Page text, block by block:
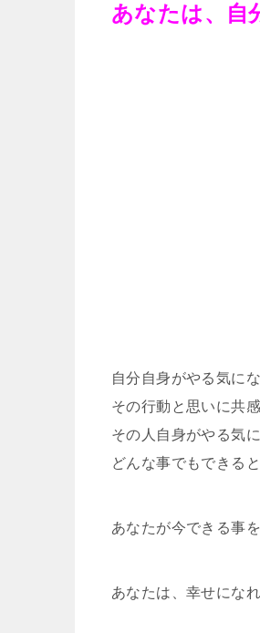
あなたは、自
自分自身がやる気に
その行動と思いに共
その人自身がやる気
どんな事でもできる
あなたが今できる事
あなたは、幸せにな